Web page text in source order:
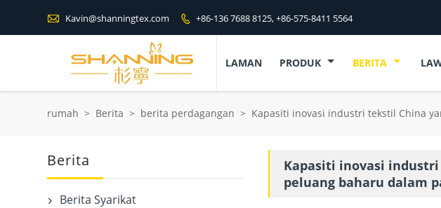
 Kavin@shanningtex.com  +86-136 7688 8125, +86-575-8411 5564
LAMAN PRODUK BERITA
rumah > Berita > berita perdagangan > Kapasiti inovasi industri tekstil China
Kapasiti inovasi
peluang baharu dalam
Berita
 Berita Syarikat